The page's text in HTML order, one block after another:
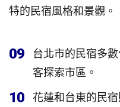
特的民宿風格和景觀。
09
台北市的民宿多
客探索市區。
10
花蓮和台東的民